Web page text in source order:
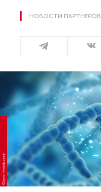
НОВОСТИ ПАРТНЕРОВ
Фото: freepik.com